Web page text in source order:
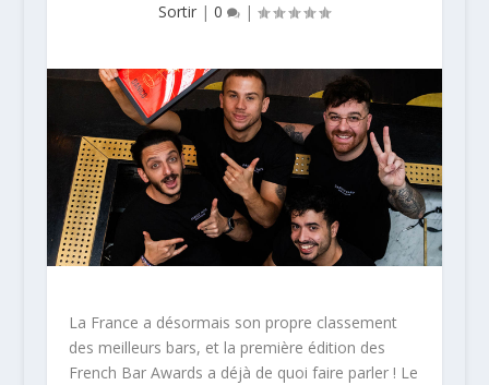
Sortir |0 |
La France a désormais son propre classement
des meilleurs bars, et la première édition des
French Bar Awards a déjà de quoi faire parler ! Le